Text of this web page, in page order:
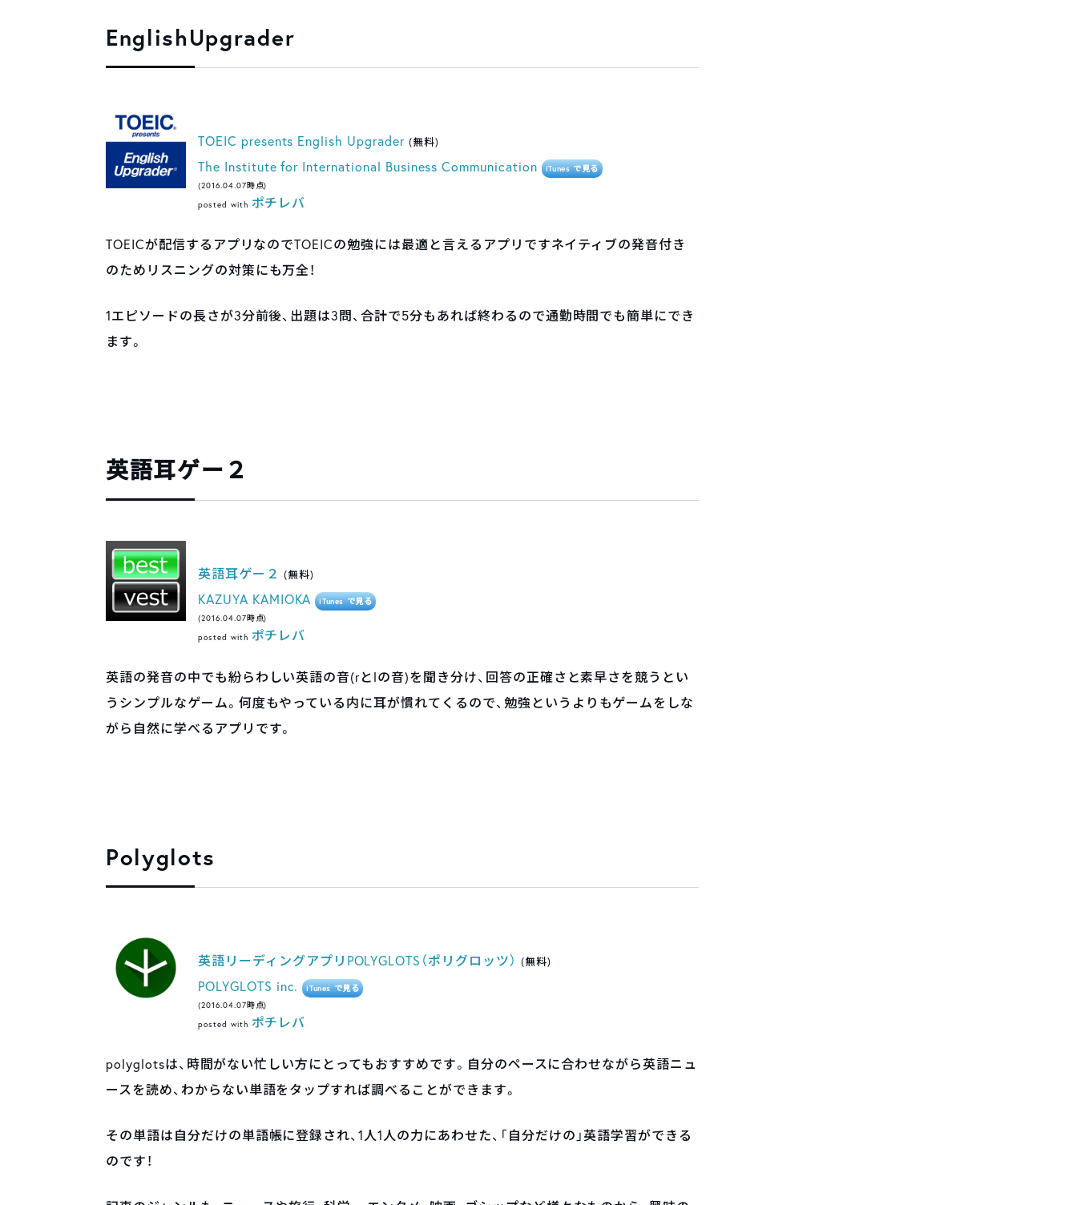
EnglishUpgrader
TOEIC presents English Upgrader(無料)
The Institute for International Business Communication
iTunes で見る
(2016.04.07時点)
posted with ポチレバ
TOEICが配信するアプリなのでTOEICの勉強には最適と言えるアプリですネイティブの発音付き
のためリスニングの対策にも万全！
1エピソードの長さが3分前後、出題は3問、合計で5分もあれば終わるので通勤時間でも簡単にでき
ます。
英語耳ゲー２
英語耳ゲー２ (無料)
KAZUYA KAMIOKA
iTunes で見る
(2016.04.07時点)
posted with ポチレバ
英語の発音の中でも紛らわしい英語の音(rとlの音)を聞き分け、回答の正確さと素早さを競うとい
うシンプルなゲーム。何度もやっている内に耳が慣れてくるので、勉強というよりもゲームをしな
がら自然に学べるアプリです。
Polyglots
英語リーディングアプリPOLYGLOTS（ポリグロッツ） (無料)
POLYGLOTS inc.
iTunes で見る
(2016.04.07時点)
posted with ポチレバ
polyglotsは、時間がない忙しい方にとってもおすすめです。自分のペースに合わせながら英語ニュ
ースを読め、わからない単語をタップすれば調べることができます。
その単語は自分だけの単語帳に登録され、1人1人の力にあわせた、「自分だけの」英語学習ができる
のです！